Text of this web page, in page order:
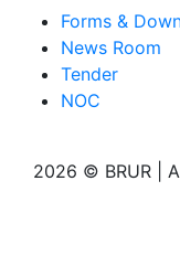
Forms &
News Room
Tender
NOC
2026 © BRUR |